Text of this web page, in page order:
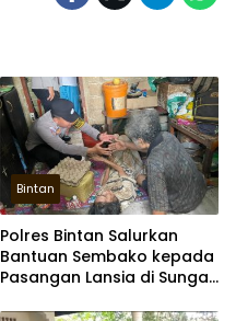
Bintan
Polres Bintan Salurkan
Bantuan Sembako kepada
Pasangan Lansia di Sungai